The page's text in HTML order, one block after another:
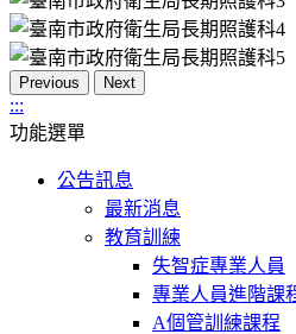
Previous Next
:::
功能選單
公告訊息
最新消息
教育訓練
失智症專業人員
專業人員進階課
A個管訓練課程